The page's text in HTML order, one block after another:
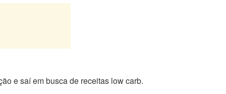
e saí em busca de receitas low carb.